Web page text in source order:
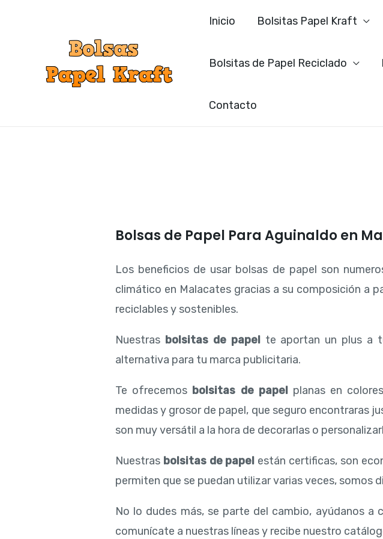
Inicio Bolsitas Papel Kraft
Bolsitas de Papel Reciclado
Contacto
Bolsas de Papel Para Aguinaldo en
Los beneficios de usar bolsas de papel son
climático en Malacates gracias a su composición a
reciclables y sostenibles.
Nuestras bolsitas de papelte aportan un plus a
alternativa para tu marca publicitaria.
Te ofrecemos bolsitas de papelplanas en
medidas y grosor de papel, que seguro encontraras
son muy versátil a la hora de decorarlas o
Nuestras bolsitas de papel están certificas, son
permiten que se puedan utilizar varias veces, somos
No lo dudes más, se parte del cambio, ayúdanos
comunícate a nuestras líneas y recibe nuestro